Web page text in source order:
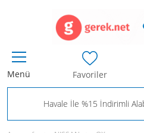
Menü Favoriler